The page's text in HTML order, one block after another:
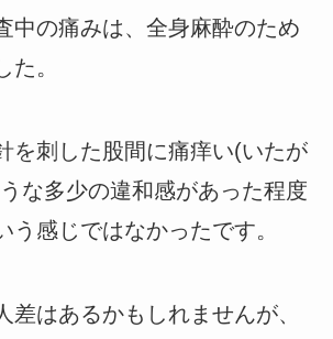
中の痛みは、全身麻酔のため
た。
を刺した股間に痛痒い(いたが
な多少の違和感があった程度
う感じではなかったです。
差はあるかもしれませんが、